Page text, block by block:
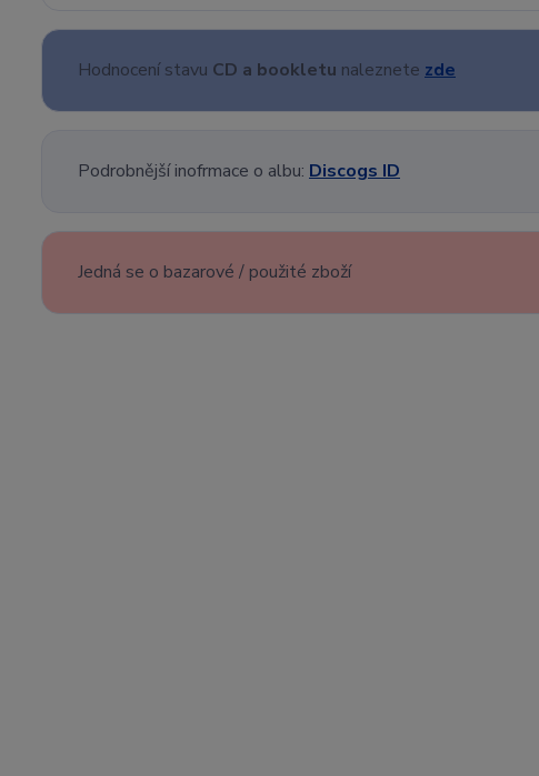
Hodnocení stavu CD a bookletu naleznete zde
Podrobnější inofrmace o albu: Discogs ID
Jedná se o bazarové / použité zboží